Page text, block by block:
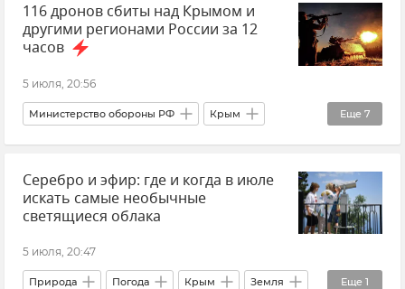
116 дронов сбиты над Крымом и
другими регионами России за 12
часов
5 июля, 20:56
Еще 7
Министерство обороны РФ Крым
Новости Крыма Срочные новости Крыма
ПВО Атаки ВСУ Атаки ВСУ на Крым
ВСУ (Вооруженные силы Украины)
Серебро и эфир: где и когда в июле
искать самые необычные
светящиеся облака
5 июля, 20:47
Еще 1
Природа Погода Крым Земля